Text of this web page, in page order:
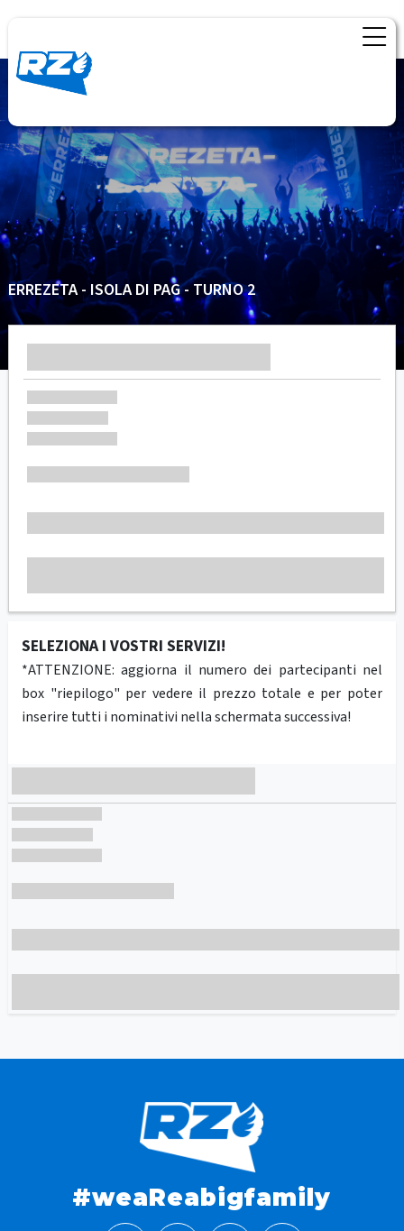
ERREZETA - ISOLA DI PAG - TURNO 2
SELEZIONA I VOSTRI SERVIZI!
*ATTENZIONE: aggiorna il numero dei partecipanti nel
box "riepilogo" per vedere il prezzo totale e per poter
inserire tutti i nominativi nella schermata successiva!
#weaReabigfamily